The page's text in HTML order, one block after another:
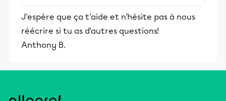
stimulants, Alloprof engage les élèves
et leurs parents dans la réussite
éducative.
J'espère que ça t'aide et n'hésite pas à nous
réécrire si tu as d'autres questions!
Anthony B.